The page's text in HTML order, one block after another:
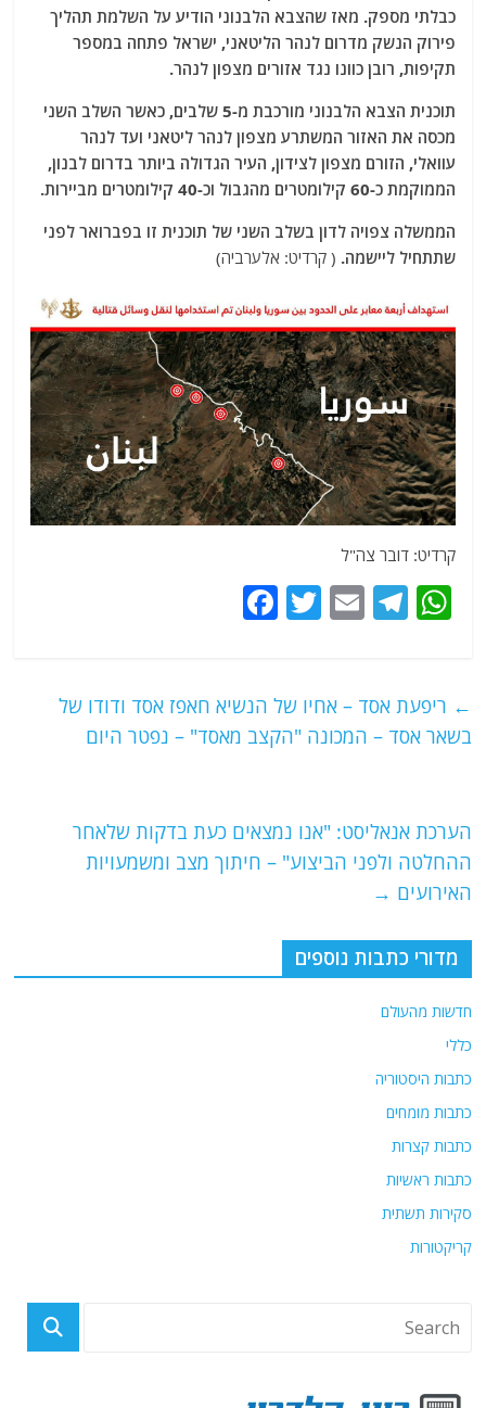
כבלתי מספק. מאז שהצבא הלבנוני הודיע ​​על השלמת תהליך
פירוק הנשק מדרום לנהר הליטאני, ישראל פתחה במספר
תקיפות, רובן כוונו נגד אזורים מצפון לנהר.
תוכנית הצבא הלבנוני מורכבת מ-5 שלבים, כאשר השלב השני
מכסה את האזור המשתרע מצפון לנהר ליטאני ועד לנהר
עוואלי, הזורם מצפון לצידון, העיר הגדולה ביותר בדרום לבנון,
הממוקמת כ-60 קילומטרים מהגבול וכ-40 קילומטרים מביירות.
הממשלה צפויה לדון בשלב השני של תוכנית זו בפברואר לפני
שתתחיל ליישמה. ( קרדיט: אלערביה)
קרדיט: דובר צה"ל
W
s
A
T
g
ra
E
l
T
er
e
b
k
← ריפעת אסד – אחיו של הנשיא חאפז אסד ודודו של
בשאר אסד – המכונה "הקצב מאסד" – נפטר היום
הערכת אנאליסט: "אנו נמצאים כעת בדקות שלאחר
ההחלטה ולפני הביצוע" – חיתוך מצב ומשמעויות
האירועים →
מדורי כתבות נוספים
חדשות מהעולם
כללי
כתבות היסטוריה
כתבות מומחים
כתבות קצרות
כתבות ראשיות
סקירות תשתית
קריקטורות